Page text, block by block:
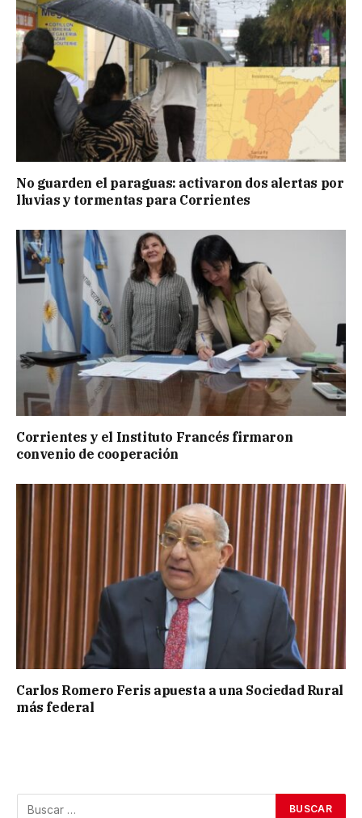
No guarden el paraguas: activaron dos alertas por
lluvias y tormentas para Corrientes
Corrientes y el Instituto Francés firmaron
convenio de cooperación
Carlos Romero Feris apuesta a una Sociedad Rural
más federal